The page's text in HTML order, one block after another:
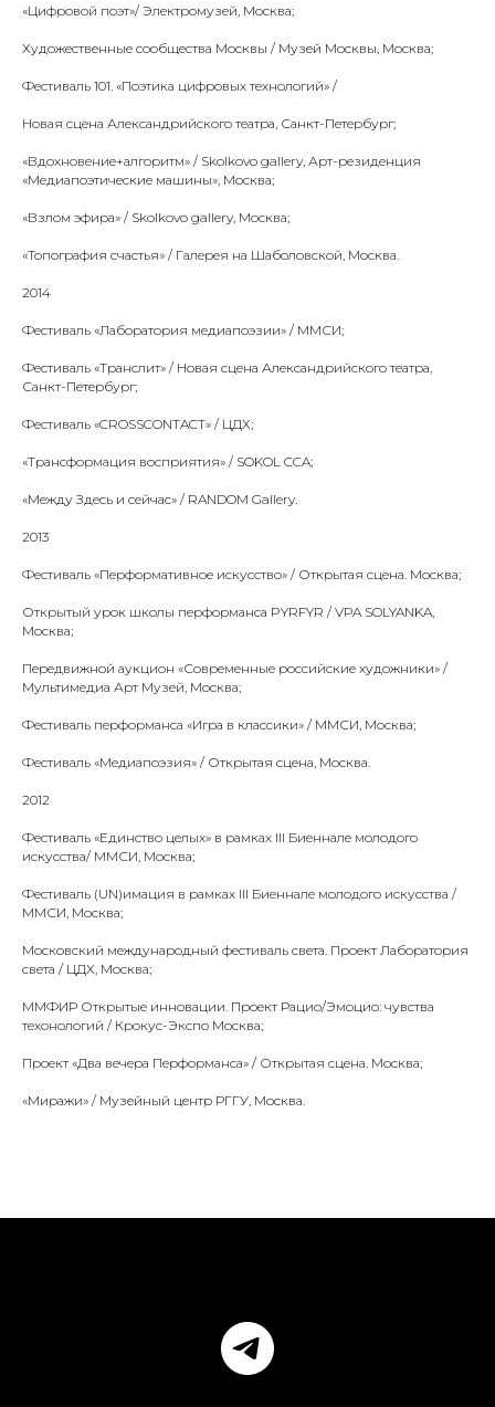
«Цифровой поэт»/ Электромузей, Москва;
Художественные сообщества Москвы / Музей Москвы, Москва;
Фестиваль 101. «Поэтика цифровых технологий» /
Новая сцена Александрийского театра, Санкт-Петербург;
«Вдохновение+алгоритм» / Skolkovo gallery, Арт-резиденция
«Медиапоэтические машины», Москва;
«Взлом эфира» / Skolkovo gallery, Москва;
«Топография счастья» / Галерея на Шаболовской, Москва.
2014
Фестиваль «Лаборатория медиапоэзии» / ММСИ;
Фестиваль «Транслит» / Новая сцена Александрийского театра,
Санкт-Петербург;
Фестиваль «CROSSCONTACT» / ЦДХ;
«Трансформация восприятия» / SOKOL CCA;
«Между Здесь и сейчас» / RANDOM Gallery.
2013
Фестиваль «Перформативное искусство» / Открытая сцена. Москва;
Открытый урок школы перформанса PYRFYR / VPA SOLYANKA,
Москва;
Передвижной аукцион «Современные российские художники» /
Мультимедиа Арт Музей, Москва;
Фестиваль перформанса «Игра в классики» / ММСИ, Москва;
Фестиваль «Медиапоэзия» / Открытая сцена, Москва.
2012
Фестиваль «Единство целых» в рамках III Биеннале молодого
искусства/ ММСИ, Москва;
Фестиваль (UN)имация в рамках III Биеннале молодого искусства /
ММСИ, Москва;
Московский международный фестиваль света. Проект Лаборатория
света / ЦДХ, Москва;
ММФИР Открытые инновации. Проект Рацио/Эмоцио: чувства
техонологий / Крокус-Экспо Москва;
Проект «Два вечера Перформанса» / Открытая сцена. Москва;
«Миражи» / Музейный центр РГГУ, Москва.